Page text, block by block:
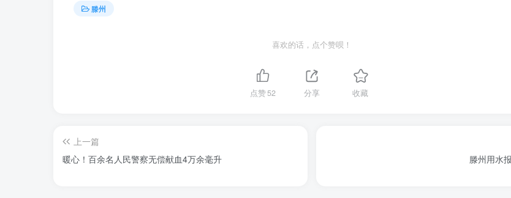
滕州
喜欢的话，点个赞呗！
点赞52 分享 收藏
上一篇
暖心！百余名人民警察无偿献血4万余毫升
滕州用水